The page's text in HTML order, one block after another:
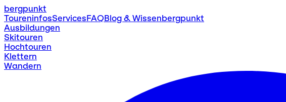
bergpunkt
ToureninfosServicesFAQBlog & Wissenbergpunkt
Ausbildungen
Skitouren
Hochtouren
Klettern
Wandern